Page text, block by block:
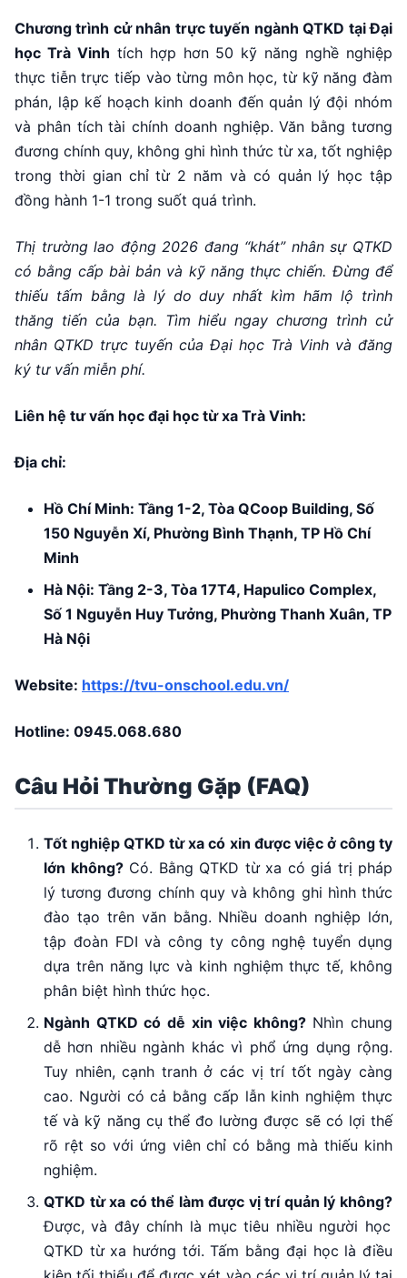
Chương trình cử nhân trực tuyến ngành QTKD tại Đại
học Trà Vinh tích hợp hơn 50 kỹ năng nghề nghiệp
thực tiễn trực tiếp vào từng môn học, từ kỹ năng đàm
phán, lập kế hoạch kinh doanh đến quản lý đội nhóm
và phân tích tài chính doanh nghiệp. Văn bằng tương
đương chính quy, không ghi hình thức từ xa, tốt nghiệp
trong thời gian chỉ từ 2 năm và có quản lý học tập
đồng hành 1-1 trong suốt quá trình.
Thị trường lao động 2026 đang “khát” nhân sự QTKD
có bằng cấp bài bản và kỹ năng thực chiến. Đừng để
thiếu tấm bằng là lý do duy nhất kìm hãm lộ trình
thăng tiến của bạn. Tìm hiểu ngay chương trình cử
nhân QTKD trực tuyến của Đại học Trà Vinh và đăng
ký tư vấn miễn phí.
Liên hệ tư vấn học đại học từ xa Trà Vinh:
Địa chỉ:
Hồ Chí Minh: Tầng 1-2, Tòa QCoop Building, Số
150 Nguyễn Xí, Phường Bình Thạnh, TP Hồ Chí
Minh
Hà Nội: Tầng 2-3, Tòa 17T4, Hapulico Complex,
Số 1 Nguyễn Huy Tưởng, Phường Thanh Xuân, TP
Hà Nội
Website: https://tvu-onschool.edu.vn/
Hotline: 0945.068.680
Câu Hỏi Thường Gặp (FAQ)
Tốt nghiệp QTKD từ xa có xin được việc ở công ty
lớn không?Có. Bằng QTKD từ xa có giá trị pháp
lý tương đương chính quy và không ghi hình thức
đào tạo trên văn bằng. Nhiều doanh nghiệp lớn,
tập đoàn FDI và công ty công nghệ tuyển dụng
dựa trên năng lực và kinh nghiệm thực tế, không
phân biệt hình thức học.
Ngành QTKD có dễ xin việc không?Nhìn chung
dễ hơn nhiều ngành khác vì phổ ứng dụng rộng.
Tuy nhiên, cạnh tranh ở các vị trí tốt ngày càng
cao. Người có cả bằng cấp lẫn kinh nghiệm thực
tế và kỹ năng cụ thể đo lường được sẽ có lợi thế
rõ rệt so với ứng viên chỉ có bằng mà thiếu kinh
nghiệm.
QTKD từ xa có thể làm được vị trí quản lý không?
Được, và đây chính là mục tiêu nhiều người học
QTKD từ xa hướng tới. Tấm bằng đại học là điều